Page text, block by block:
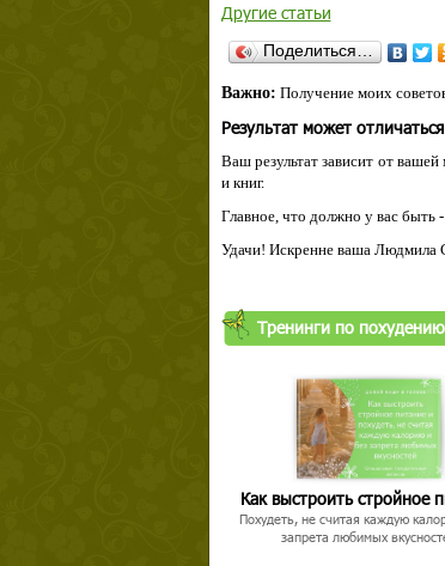
Другие статьи
Поделиться…
Важно: Получение моих
Результат может
Ваш результат зависит от
и книг.
Главное, что должно у вас быть
Удачи! Искренне ваша Людмила
Тренинги по похудению
Как выстроить стройное
Похудеть, не считая каждую
запрета любимых